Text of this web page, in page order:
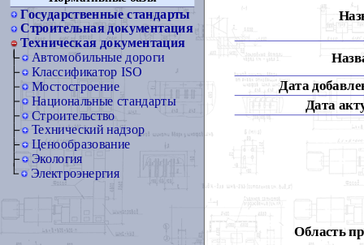
Государственные стандарты
Строительная документация
Техническая документация
Автомобильные дороги
Классификатор ISO
Мостостроение
Национальные стандарты
Строительство
Технический надзор
Ценообразование
Экология
Электроэнергия
Дата
Дата
Область